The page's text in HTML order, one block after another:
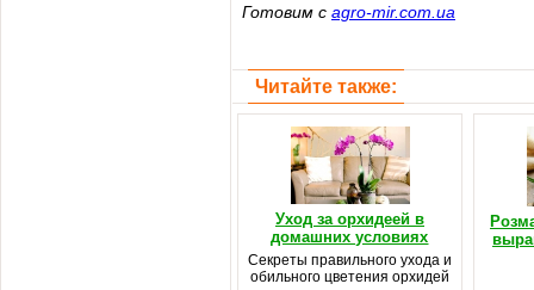
Готовим с agro-mir.com.ua
Читайте также:
Уход за орхидеей в
домашних условиях
Секреты правильного ухода и
обильного цветения орхидей